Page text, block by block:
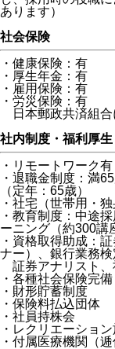
あります）
社会保険
・健康保険：有
・厚生年金：有
・雇用保険：有
・労災保険：有
日本郵政共済組合
社内制度・福利厚生
・リモートワーク有
・退職金制度：満
（定年：65歳）
・社宅（世帯用・
・教育制度：中途
ーニング（約300講
・資格取得助成：
ナー）、銀行業務検
証券アナリスト、
・各種社会保険完備
・財形貯蓄制度
・保険料払込団体
・社員持株会
・レクリエーショ
・付属医療機関（逓